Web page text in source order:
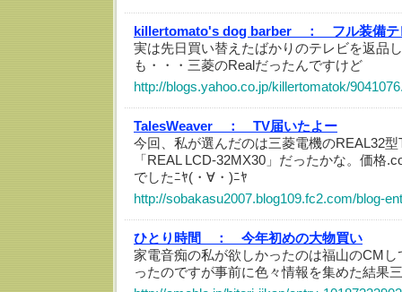
killertomato's dog barber ：
フル装備
実は先日買い替えたばかりのテレビを返品
も・・・三菱のRealだったんですけど
http://blogs.yahoo.co.jp/killertomatok/
TalesWeaver ：
TV届いたよー
今回、私が選んだのは三菱電機のREAL32
「REAL LCD-32MX30」だったかな。価格
でしたﾆﾔ(・∀・)ﾆﾔ
http://sobakasu2007.blog109.fc2.com/blog-
ひとり時間 ：
今年初めの大物買い
家電音痴の私が欲しかったのは福山のCM
ったのですが事前に色々情報を集めた結果